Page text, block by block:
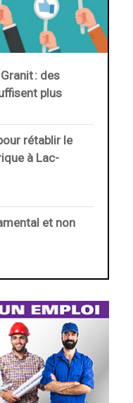
: des
plus
rétablir le
à Lac-
et non